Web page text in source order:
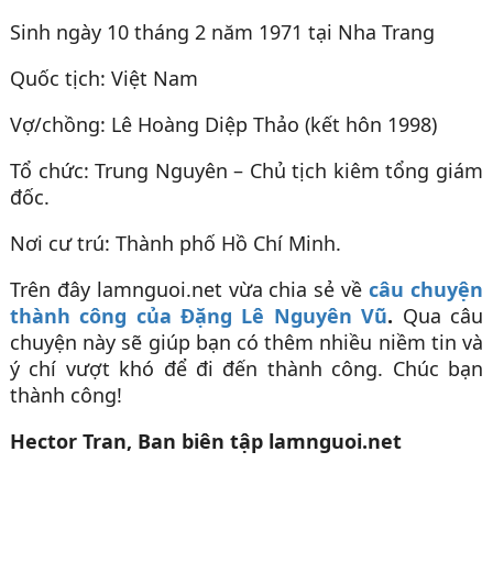
Sinh ngày 10 tháng 2 năm 1971 tại Nha Trang
Quốc tịch: Việt Nam
Vợ/chồng: Lê Hoàng Diệp Thảo (kết hôn 1998)
Tổ chức: Trung Nguyên – Chủ tịch kiêm tổng giám
đốc.
Nơi cư trú: Thành phố Hồ Chí Minh.
Trên đây lamnguoi.net vừa chia sẻ vềcâu chuyện
thành công của Đặng Lê Nguyên Vũ. Qua câu
chuyện này sẽ giúp bạn có thêm nhiều niềm tin và
ý chí vượt khó để đi đến thành công. Chúc bạn
thành công!
Hector Tran, Ban biên tập lamnguoi.net